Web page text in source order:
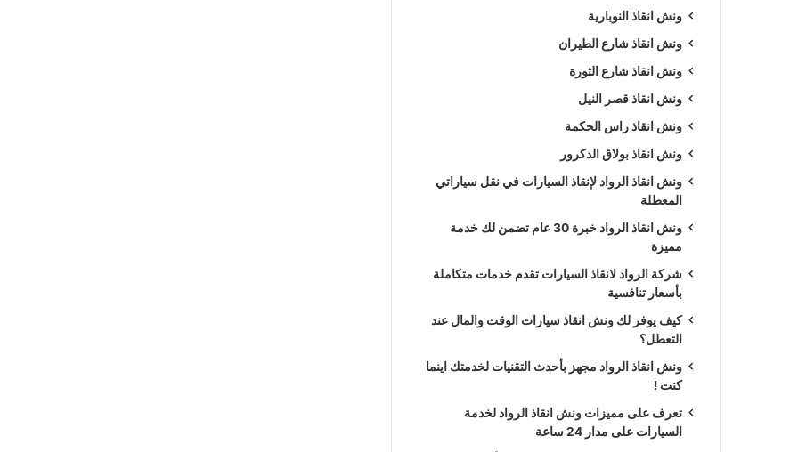
ونش انقاذ النوبارية
ونش انقاذ شارع الطيران
ونش انقاذ شارع الثورة
ونش انقاذ قصر النيل
ونش انقاذ راس الحكمة
ونش انقاذ بولاق الدكرور
ونش انقاذ الرواد لإنقاذ السيارات في نقل سياراتي
المعطلة
ونش انقاذ الرواد خبرة 30 عام تضمن لك خدمة
مميزة
شركة الرواد لانقاذ السيارات تقدم خدمات متكاملة
بأسعار تنافسية
كيف يوفر لك ونش انقاذ سيارات الوقت والمال عند
التعطل؟
ونش انقاذ الرواد مجهز بأحدث التقنيات لخدمتك اينما
كنت !
تعرف على مميزات ونش انقاذ الرواد لخدمة
السيارات على مدار 24 ساعة